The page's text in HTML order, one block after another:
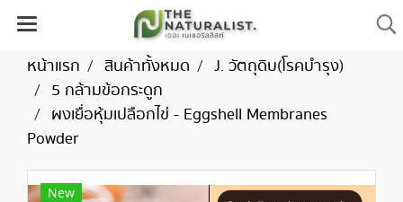
หน้าแรก สินค้าทั้งหมด
J. วัตถุดิบ(โรคบำรุง)
5 กล้ามข้อกระดูก
ผงเยื่อหุ้มเปลือกไข่ - Eggshell Membranes
Powder
New